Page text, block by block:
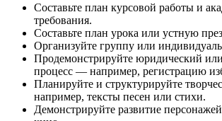
Составьте план курсовой работы и
требования.
Составьте план урока или устную
Организуйте группу или
Продемонстрируйте юридический
процесс — например, регистрацию
Планируйте и структурируйте
например, тексты песен или стихи.
Демонстрируйте развитие